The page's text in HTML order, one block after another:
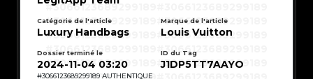
#3066123689299189
#3066123689299189
#3066123689299189
#3066123689299189
#3066123689299189
#3066123689299189
#3066123689299189
#3066123689299189
#3066123689299189
#3066123689299189
#3066123689299189
#3066123689299189
#3066123689299189
#3066123689299189
#3066123689299189
#3066123689299189
Catégorie de l'article
Luxury Handbags
Marque de l'article
Louis Vuitton
Dossier terminé le
2024-11-04 03:20
ID du Tag
J1DP5TT7AAYO
#3066123689299189 AUTHENTIQUE